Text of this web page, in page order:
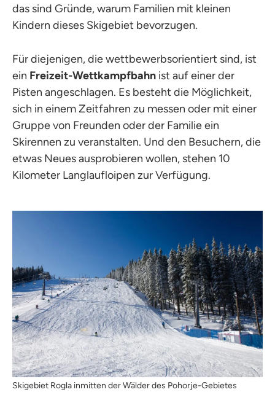
das sind Gründe, warum Familien mit kleinen
Kindern dieses Skigebiet bevorzugen.
Für diejenigen, die wettbewerbsorientiert sind, ist
ein Freizeit-Wettkampfbahn ist auf einer der
Pisten angeschlagen. Es besteht die Möglichkeit,
sich in einem Zeitfahren zu messen oder mit einer
Gruppe von Freunden oder der Familie ein
Skirennen zu veranstalten. Und den Besuchern, die
etwas Neues ausprobieren wollen, stehen 10
Kilometer Langlaufloipen zur Verfügung.
Skigebiet Rogla inmitten der Wälder des Pohorje-Gebietes